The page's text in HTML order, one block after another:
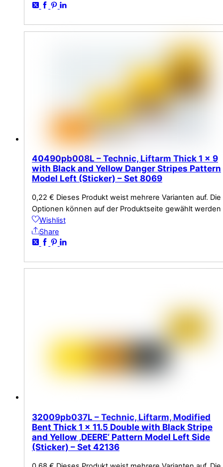
40490pb008L – Technic, Liftarm Thick 1 x 9
with Black and Yellow Danger Stripes Pattern
Model Left (Sticker) – Set 8069
0,22 € Dieses Produkt weist mehrere Varianten auf. Die
Optionen können auf der Produktseite gewählt werden
Wishlist
Share
32009pb037L – Technic, Liftarm, Modified
Bent Thick 1 x 11.5 Double with Black Stripe
and Yellow ‚DEERE‘ Pattern Model Left Side
(Sticker) – Set 42136